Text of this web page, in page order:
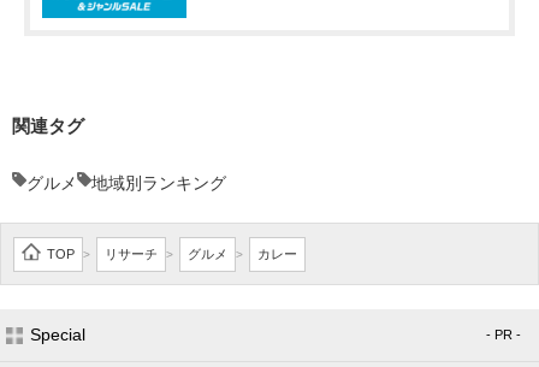
関連タグ
グルメ 地域別ランキング
TOP > リサーチ > グルメ > カレー
Special - PR -